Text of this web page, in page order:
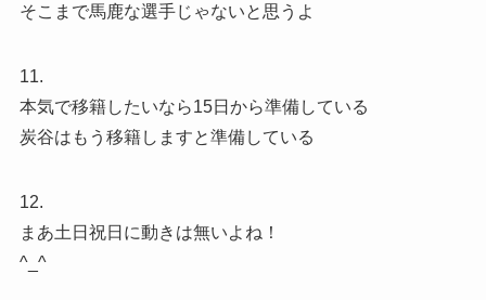
そこまで馬鹿な選手じゃないと思うよ
11.
本気で移籍したいなら15日から準備している
炭谷はもう移籍しますと準備している
12.
まあ土日祝日に動きは無いよね！
^_^